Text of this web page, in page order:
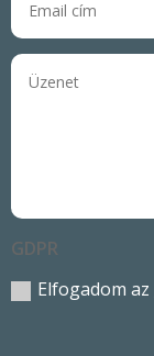
GDPR
Elfogadom az